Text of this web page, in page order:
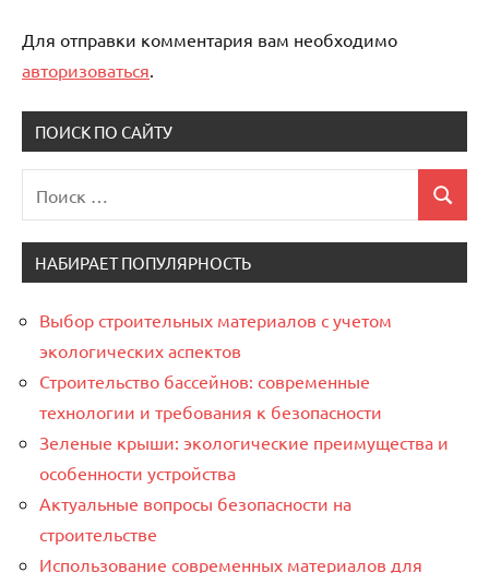
Для отправки комментария вам необходимо
авторизоваться.
ПОИСК ПО САЙТУ
для:
Поиск
НАБИРАЕТ ПОПУЛЯРНОСТЬ
Выбор строительных материалов с учетом
экологических аспектов
Строительство бассейнов: современные
технологии и требования к безопасности
Зеленые крыши: экологические преимущества и
особенности устройства
Актуальные вопросы безопасности на
строительстве
Использование современных материалов для